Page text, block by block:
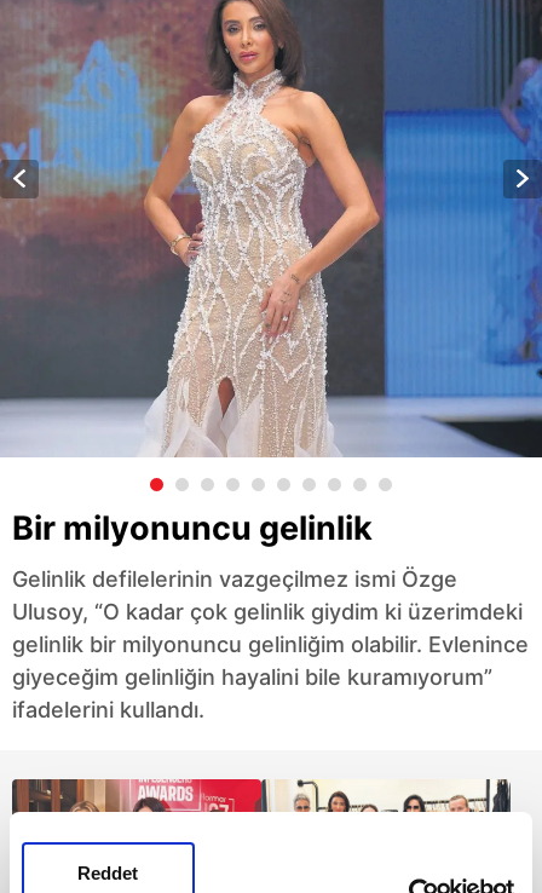
Reddet
Bir milyonuncu gelinlik
Gelinlik defilelerinin vazgeçilmez ismi Özge
Ulusoy, “O kadar çok gelinlik giydim ki üzerimdeki
gelinlik bir milyonuncu gelinliğim olabilir. Evlenince
giyeceğim gelinliğin hayalini bile kuramıyorum”
ifadelerini kullandı.